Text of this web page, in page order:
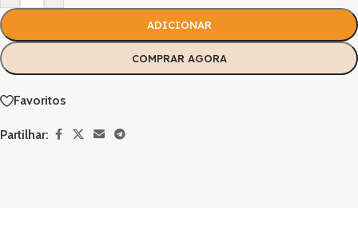
ADICIONAR
COMPRAR AGORA
Favoritos
Partilhar: